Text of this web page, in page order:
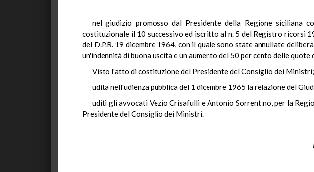
nel giudizio promosso dal Presidente della Regione
costituzionale il 10 successivo ed iscritto al n. 5 del Registro ricorsi
del D.P.R. 19 dicembre 1964, con il quale sono state annullate
un'indennità di buona uscita e un aumento del 50 per cento delle
Visto l'atto di costituzione del Presidente del Consiglio dei Ministri;
udita nell'udienza pubblica del 1 dicembre 1965 la relazione del
uditi gli avvocati Vezio Crisafulli e Antonio Sorrentino, per la
Presidente del Consiglio dei Ministri.